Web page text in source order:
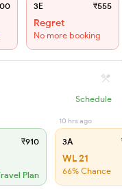
3E ₹555
Regret
No more booking
Schedule
₹910
Plan
10 hrs ago
3A
WL 21
66% Chance